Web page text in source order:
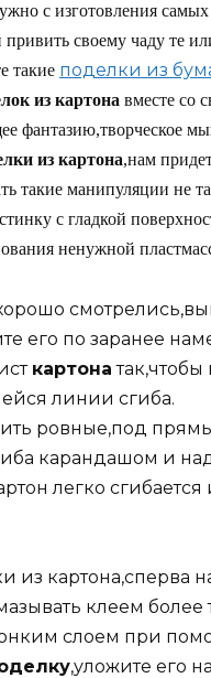
с изготовления самых
своему чаду те
такие поделки из
из картона вместе со
фантазию,творческое
из картона,нам
такие манипуляции не
с гладкой
ненужной
его по заранее
картона
линии сгиба.
ровные,под
карандашом и
легко сгибается
картона,сперва
клеем
слоем при
,уложите его